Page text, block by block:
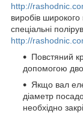
http://
виробів широкого
спеціальні
http://
Повстяний
допомогою
Якщо вал
діаметр
необхідно